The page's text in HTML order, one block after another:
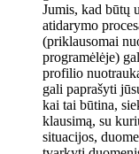
Jumis, kad būtų
atidarymo
(priklausomai
programėlėje)
profilio
gali paprašyti
kai tai būtina,
klausimą, su
situacijos,